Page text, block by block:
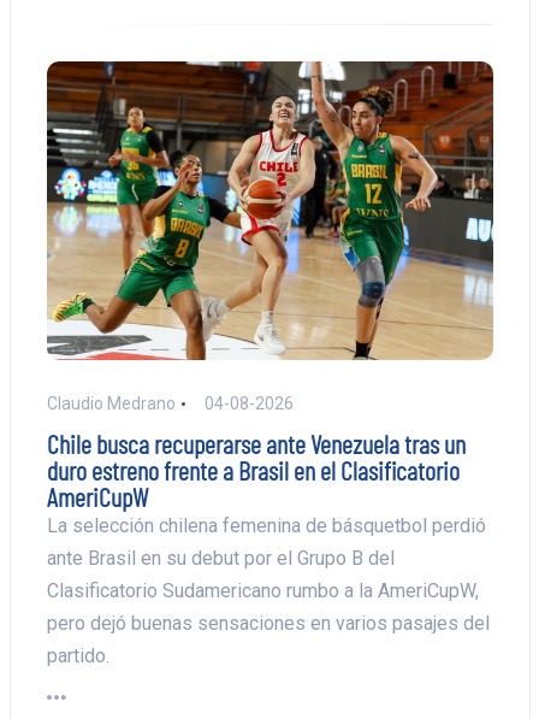
Claudio Medrano 04-08-2026
Chile busca recuperarse ante Venezuela tras un
duro estreno frente a Brasil en el Clasificatorio
AmeriCupW
La selección chilena femenina de básquetbol perdió
ante Brasil en su debut por el Grupo B del
Clasificatorio Sudamericano rumbo a la AmeriCupW,
pero dejó buenas sensaciones en varios pasajes del
partido.